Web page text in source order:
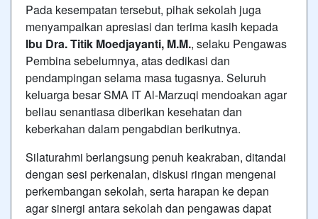
Pada kesempatan tersebut, pihak sekolah juga
menyampaikan apresiasi dan terima kasih kepada
Ibu Dra. Titik Moedjayanti, M.M., selaku Pengawas
Pembina sebelumnya, atas dedikasi dan
pendampingan selama masa tugasnya. Seluruh
keluarga besar SMA IT Al-Marzuqi mendoakan agar
beliau senantiasa diberikan kesehatan dan
keberkahan dalam pengabdian berikutnya.
Silaturahmi berlangsung penuh keakraban, ditandai
dengan sesi perkenalan, diskusi ringan mengenai
perkembangan sekolah, serta harapan ke depan
agar sinergi antara sekolah dan pengawas dapat